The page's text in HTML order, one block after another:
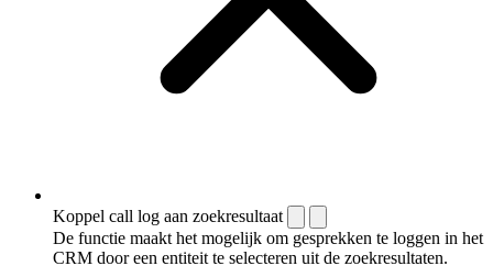
Koppel call log aan zoekresultaat
De functie maakt het mogelijk om gesprekken te loggen in het
CRM door een entiteit te selecteren uit de zoekresultaten.